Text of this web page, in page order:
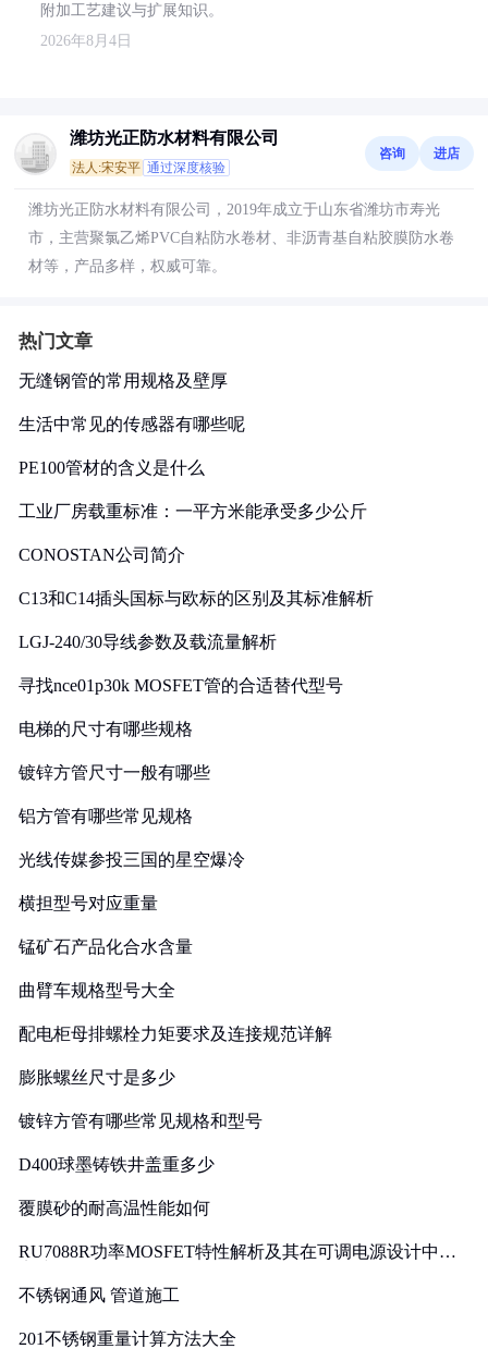
附加工艺建议与扩展知识。
2026年8月4日
潍坊光正防水材料有限公司
法人:宋安平 通过深度核验
咨询 进店
潍坊光正防水材料有限公司，2019年成立于山东省潍坊市寿光
市，主营聚氯乙烯PVC自粘防水卷材、非沥青基自粘胶膜防水卷
材等，产品多样，权威可靠。
热门文章
无缝钢管的常用规格及壁厚
生活中常见的传感器有哪些呢
PE100管材的含义是什么
工业厂房载重标准：一平方米能承受多少公斤
CONOSTAN公司简介
C13和C14插头国标与欧标的区别及其标准解析
LGJ-240/30导线参数及载流量解析
寻找nce01p30k MOSFET管的合适替代型号
电梯的尺寸有哪些规格
镀锌方管尺寸一般有哪些
铝方管有哪些常见规格
光线传媒参投三国的星空爆冷
横担型号对应重量
锰矿石产品化合水含量
曲臂车规格型号大全
配电柜母排螺栓力矩要求及连接规范详解
膨胀螺丝尺寸是多少
镀锌方管有哪些常见规格和型号
D400球墨铸铁井盖重多少
覆膜砂的耐高温性能如何
RU7088R功率MOSFET特性解析及其在可调电源设计中的
不锈钢通风 管道施工
201不锈钢重量计算方法大全